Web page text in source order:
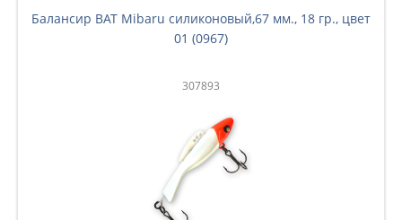
Балансир BAT Mibaru силиконовый,67 мм., 18 гр., цвет
01 (0967)
307893